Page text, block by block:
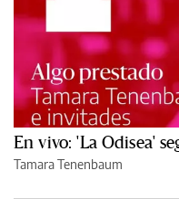
En vivo: 'La Odisea'
Tamara Tenenbaum